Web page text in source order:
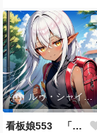
ルゥ・シャイニー
看板娘553 「ルゥ・シャイニーのよもやま話」